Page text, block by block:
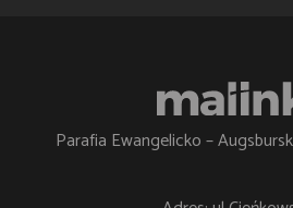
Parafia Ewangelicko –